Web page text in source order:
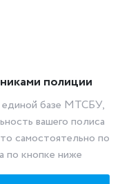
полиции
единой базе МТСБУ,
вашего полиса
самостоятельно по
по кнопке ниже